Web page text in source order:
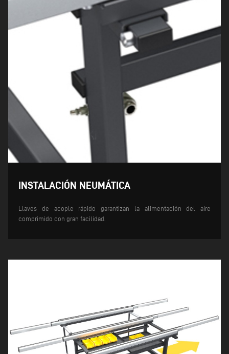
INSTALACIÓN NEUMÁTICA
Llaves de acople rápido garantizan la alimentación del aire
comprimido con gran facilidad.